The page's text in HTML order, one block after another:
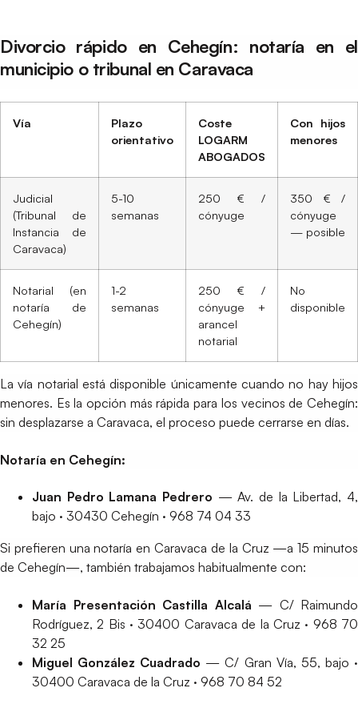
Divorcio rápido en Cehegín: notaría en el
municipio o tribunal en Caravaca
Vía
Plazo
orientativo
Coste
LOGARM
ABOGADOS
Con hijos
menores
Judicial
(Tribunal de
Instancia de
Caravaca)
5-10
semanas
250 € /
cónyuge
350 € /
cónyuge
— posible
Notarial (en
notaría de
Cehegín)
1-2
semanas
250 € /
cónyuge +
arancel
notarial
No
disponible
La vía notarial está disponible únicamente cuando no hay hijos
menores. Es la opción más rápida para los vecinos de Cehegín:
sin desplazarse a Caravaca, el proceso puede cerrarse en días.
Notaría en Cehegín:
Juan Pedro Lamana Pedrero — Av. de la Libertad, 4,
bajo · 30430 Cehegín · 968 74 04 33
Si prefieren una notaría en Caravaca de la Cruz —a 15 minutos
de Cehegín—, también trabajamos habitualmente con:
María Presentación Castilla Alcalá — C/ Raimundo
Rodríguez, 2 Bis · 30400 Caravaca de la Cruz · 968 70
32 25
Miguel González Cuadrado — C/ Gran Vía, 55, bajo ·
30400 Caravaca de la Cruz · 968 70 84 52